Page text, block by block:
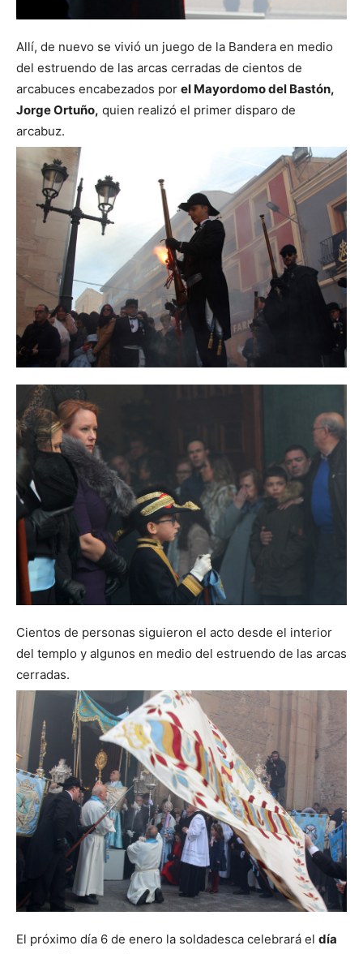
Allí, de nuevo se vivió un juego de la Bandera en medio
del estruendo de las arcas cerradas de cientos de
arcabuces encabezados por el Mayordomo del Bastón,
Jorge Ortuño, quien realizó el primer disparo de
arcabuz.
Cientos de personas siguieron el acto desde el interior
del templo y algunos en medio del estruendo de las arcas
cerradas.
El próximo día 6 de enero la soldadesca celebrará el día